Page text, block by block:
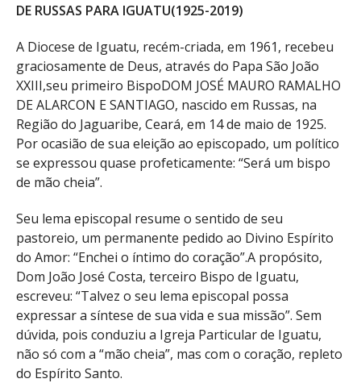
DE RUSSAS PARA IGUATU(1925-2019)
A Diocese de Iguatu, recém-criada, em 1961, recebeu
graciosamente de Deus, através do Papa São João
XXIII,seu primeiro BispoDOM JOSÉ MAURO RAMALHO
DE ALARCON E SANTIAGO, nascido em Russas, na
Região do Jaguaribe, Ceará, em 14 de maio de 1925.
Por ocasião de sua eleição ao episcopado, um político
se expressou quase profeticamente: “Será um bispo
de mão cheia”.
Seu lema episcopal resume o sentido de seu
pastoreio, um permanente pedido ao Divino Espírito
do Amor: “Enchei o íntimo do coração”.A propósito,
Dom João José Costa, terceiro Bispo de Iguatu,
escreveu: “Talvez o seu lema episcopal possa
expressar a síntese de sua vida e sua missão”. Sem
dúvida, pois conduziu a Igreja Particular de Iguatu,
não só com a “mão cheia”, mas com o coração, repleto
do Espírito Santo.